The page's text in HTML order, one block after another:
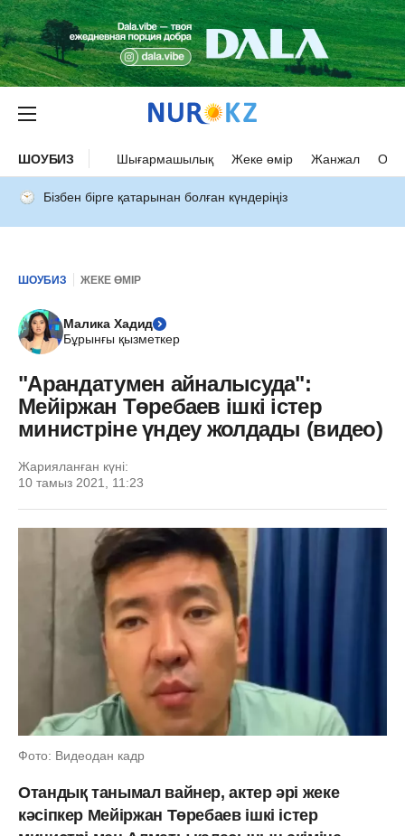
ШОУБИЗ Шығармашылық Жеке өмір Жанжал
Бізбен бірге қатарынан болған күндеріңіз
ШОУБИЗ ЖЕКЕ ӨМІР
Малика Хадид
Бұрынғы қызметкер
"Арандатумен айналысуда":
Мейіржан Төребаев ішкі істер
министріне үндеу жолдады (видео)
Жарияланған күні:
10 тамыз 2021, 11:23
Фото: Видеодан кадр
Отандық танымал вайнер, актер әрі жеке
кәсіпкер Мейіржан Төребаев ішкі істер